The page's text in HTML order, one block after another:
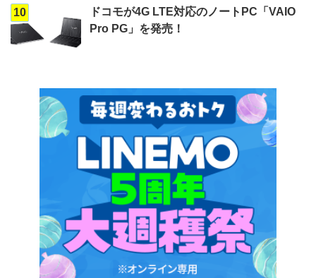
10
ドコモが4G LTE対応のノートPC「VAIO
Pro PG」を発売！